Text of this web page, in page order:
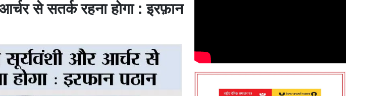
से सतर्क रहना होगा : इरफ़ान